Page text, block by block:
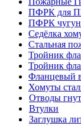
ПФРК для
ПФРК
Седёлка
Стальная
Тройник
Тройник
Фланцевый
Хомуты
Отводы
Втулки
Заглушка